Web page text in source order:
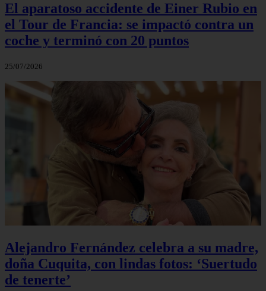
El aparatoso accidente de Einer Rubio en
el Tour de Francia: se impactó contra un
coche y terminó con 20 puntos
25/07/2026
Alejandro Fernández celebra a su madre,
doña Cuquita, con lindas fotos: ‘Suertudo
de tenerte’